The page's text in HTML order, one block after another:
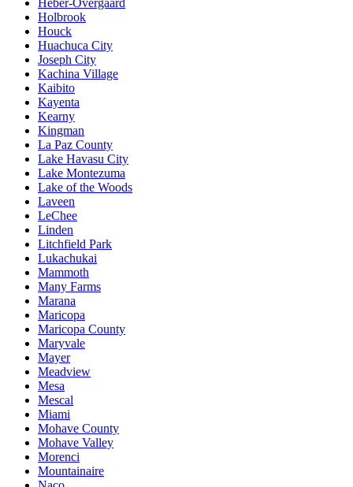
Holbrook
Houck
Huachuca City
Joseph City
Kachina Village
Kaibito
Kayenta
Kearny
Kingman
La Paz County
Lake Havasu City
Lake Montezuma
Lake of the Woods
Laveen
LeChee
Linden
Litchfield Park
Lukachukai
Mammoth
Many Farms
Marana
Maricopa
Maricopa County
Maryvale
Mayer
Meadview
Mesa
Mescal
Miami
Mohave County
Mohave Valley
Morenci
Mountainaire